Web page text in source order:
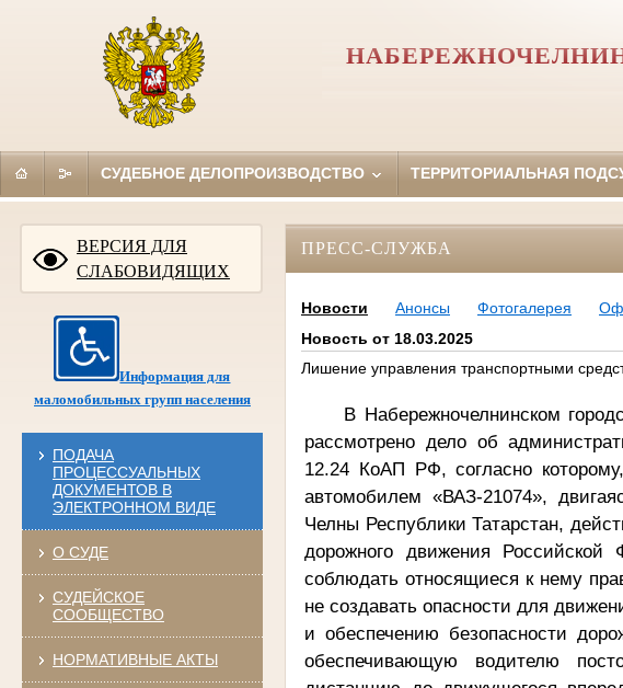
СУДЕБНОЕ ДЕЛОПРОИЗВОДСТВО ТЕРРИТОРИАЛЬНАЯ
ВЕРСИЯ ДЛЯ
СЛАБОВИДЯЩИХ
Информация для
маломобильных групп населения
ПОДАЧА
ПРОЦЕССУАЛЬНЫХ
ДОКУМЕНТОВ В
ЭЛЕКТРОННОМ ВИДЕ
О СУДЕ
СУДЕЙСКОЕ
СООБЩЕСТВО
НОРМАТИВНЫЕ АКТЫ
ПРЕСС-СЛУЖБА
Новости Анонсы Фотогалерея
Новость от 18.03.2025
Лишение управления транспортными
В Набережночелнинском
рассмотрено дело об
12.24 КоАП РФ, согласно
автомобилем «ВАЗ-21074»,
Челны Республики Татарстан,
дорожного движения
соблюдать относящиеся к нему
не создавать опасности для
и обеспечению безопасности
обеспечивающую водителю